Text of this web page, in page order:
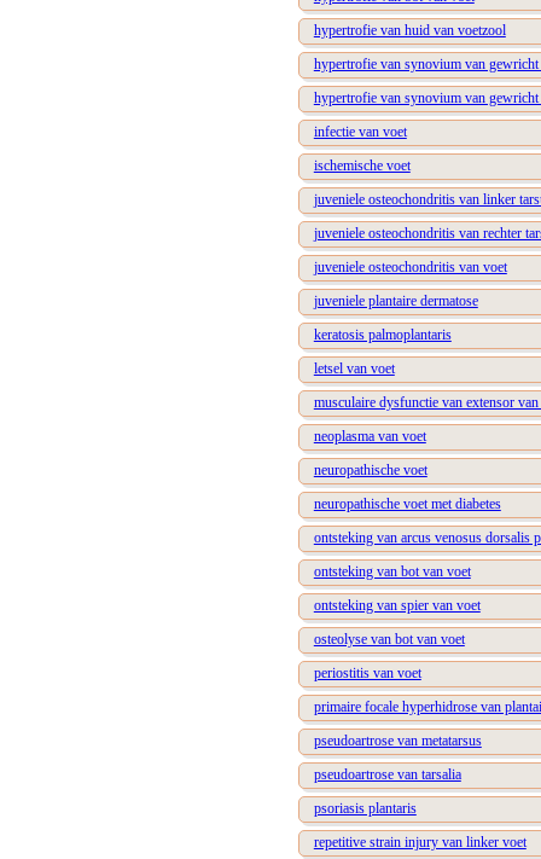
hypertrofie van huid van voetzool
hypertrofie van synovium van
hypertrofie van synovium van gewricht
infectie van voet
ischemische voet
juveniele osteochondritis van linker
juveniele osteochondritis van rechter
juveniele osteochondritis van voet
juveniele plantaire dermatose
keratosis palmoplantaris
letsel van voet
musculaire dysfunctie van extensor
neoplasma van voet
neuropathische voet
neuropathische voet met diabetes
ontsteking van arcus venosus dorsalis
ontsteking van bot van voet
ontsteking van spier van voet
osteolyse van bot van voet
periostitis van voet
primaire focale hyperhidrose van
pseudoartrose van metatarsus
pseudoartrose van tarsalia
psoriasis plantaris
repetitive strain injury van linker voet